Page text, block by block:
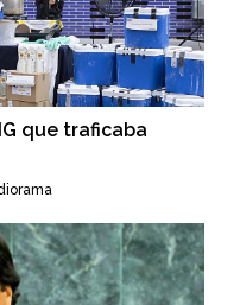
que traficaba